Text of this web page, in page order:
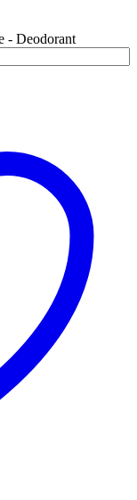
- Deodorant